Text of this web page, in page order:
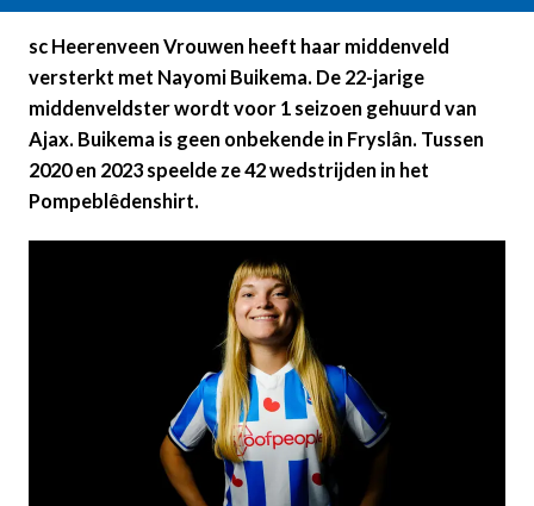
sc Heerenveen Vrouwen heeft haar middenveld
versterkt met Nayomi Buikema. De 22-jarige
middenveldster wordt voor 1 seizoen gehuurd van
Ajax. Buikema is geen onbekende in Fryslân. Tussen
2020 en 2023 speelde ze 42 wedstrijden in het
Pompeblêdenshirt.